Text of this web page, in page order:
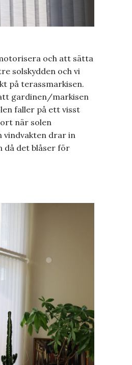
och att sätta
solskydden och vi
på terassmarkisen.
gardinen/markisen
faller på ett visst
när solen
vindvakten drar in
då det blåser för